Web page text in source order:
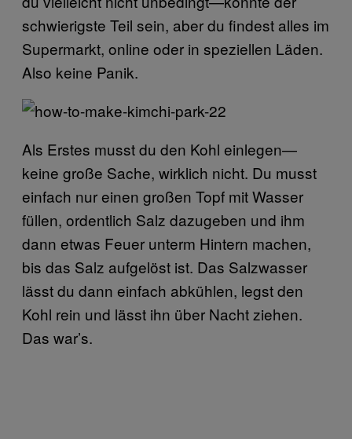
schwierigste Teil sein, aber du findest alles im
Supermarkt, online oder in speziellen Läden.
Also keine Panik.
Als Erstes musst du den Kohl einlegen—
keine große Sache, wirklich nicht. Du musst
einfach nur einen großen Topf mit Wasser
füllen, ordentlich Salz dazugeben und ihm
dann etwas Feuer unterm Hintern machen,
bis das Salz aufgelöst ist. Das Salzwasser
lässt du dann einfach abkühlen, legst den
Kohl rein und lässt ihn über Nacht ziehen.
Das war’s.